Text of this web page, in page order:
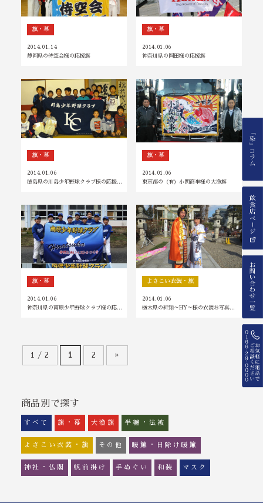
旗・幕
2014.01.14
静岡県の侍空会様の応援旗
旗・幕
2014.01.06
神奈川県の岡田様の応援旗
旗・幕
2014.01.06
徳島県の川島少年野球クラブ様の応援…
旗・幕
2014.01.06
東京都の（有）小関商事様の大漁旗
旗・幕
2014.01.06
神奈川県の南原少年野球クラブ様の応…
よさこい衣装・旗
2014.01.06
栃木県の絆翔～HY～様の衣装お写真…
1 / 2 1 2 »
商品別で探す
すべて 旗・幕 大漁旗 半纏・法被
よさこい衣装・旗 その他 暖簾・日除け暖簾
神社・仏閣 帆前掛け 手ぬぐい 和装 マスク